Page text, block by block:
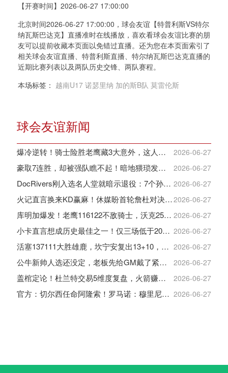
【开赛时间】 2026-06-27 17:00:00
北京时间2026-06-27 17:00:00，球会友谊【特普利斯VS特尔
纳瓦斯巴达克】直播准时在线播放，喜欢看球会友谊比赛的朋
友可以提前收藏本页面以免错过直播。还为您在本页面索引了
相关球会友谊直播、特普利斯直播、特尔纳瓦斯巴达克直播的
近期比赛列表以及两队历史交锋、两队赛程。
本场标签： 越南U17 诺瑟里纳 加的斯B队 莫雷伦斯
球会友谊新闻
爆冷逆转！骑士险胜老鹰藏3大意外，这人彻底沦为季后赛鸡肋 2026-06-27
豪取7连胜，却被强队瞧不起！暗地猥琐发育，雷霆卫冕的劲敌来了 2026-06-27
DocRivers刚入选名人堂就暗示退役：7个孙辈等不起了 2026-06-27
火记直言换来KD赢麻！休媒盼首轮詹杜对决：湖人内部生嫌隙利火箭2026-06-27
库明加爆发！老鹰116122不敌骑士，沃克25+4+2+2，约翰逊12+11+6 2026-06-27
小卡直言想成历史最佳之一！仅三场低于20+入巅峰保底最佳三阵 2026-06-27
活塞137111大胜雄鹿，坎宁安复出13+10，杜伦21分9板 2026-06-27
公牛新帅人选还没定，老板先给GM戴了紧箍咒 2026-06-27
盖棺定论！杜兰特交易5维度复盘，火箭赚大了，太阳只赢在未来 2026-06-27
官方：切尔西任命阿隆索！罗马诺：穆里尼奥对重返皇马感到激动！ 2026-06-27